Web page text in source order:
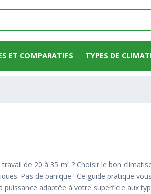
de 20 à 35 m² ? Choisir le bon
Pas de panique ! Ce guide pratique vous
adaptée à votre superficie aux
ET COMPARATIFS TYPES DE